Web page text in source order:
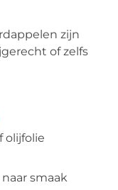
zijn
of zelfs
olijfolie
smaak